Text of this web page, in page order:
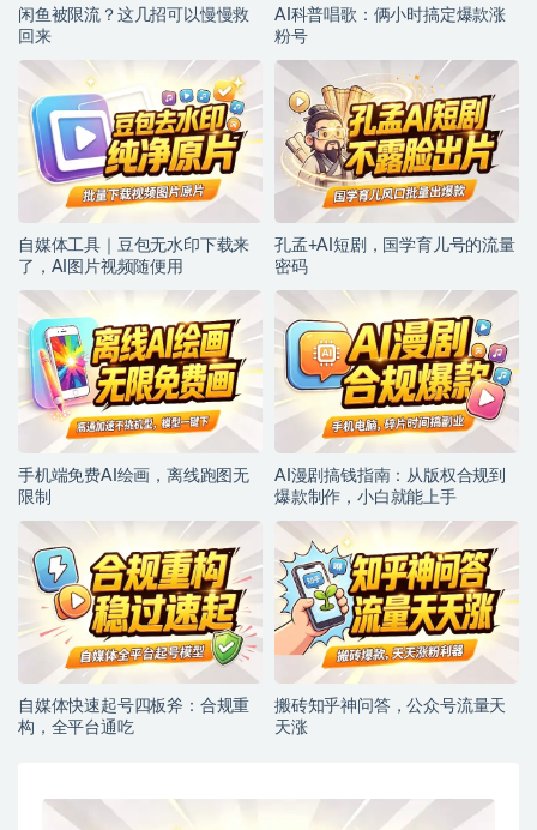
闲鱼被限流？这几招可以慢慢救
回来
AI科普唱歌：俩小时搞定爆款涨
粉号
自媒体工具｜豆包无水印下载来
了，AI图片视频随便用
孔孟+AI短剧，国学育儿号的流量
密码
手机端免费AI绘画，离线跑图无
限制
AI漫剧搞钱指南：从版权合规到
爆款制作，小白就能上手
自媒体快速起号四板斧：合规重
构，全平台通吃
搬砖知乎神问答，公众号流量天
天涨